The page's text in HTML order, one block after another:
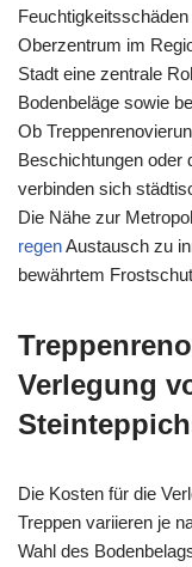
Oberzentrum im
Stadt eine zentrale
Bodenbeläge sowie
Ob
Beschichtungen oder
verbinden sich
Die Nähe zur
regenAustausch zu
bewährtem
Verlegung
Die Kosten für die
Treppen variieren je
Wahl des